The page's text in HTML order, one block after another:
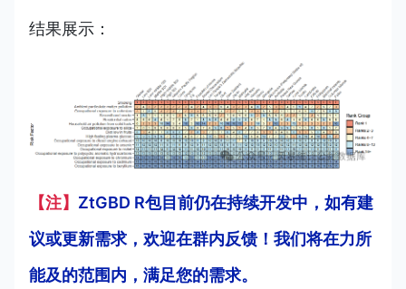
结果展示：
【注】 ZtGBD R包目前仍在持续开发中，如有建
议或更新需求，欢迎在群内反馈！我们将在力所
能及的范围内，满足您的需求。